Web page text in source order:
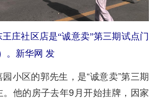
庄社区店是“诚意卖”第三期试点门
。新华网 发
区的郭先生，是“诚意卖”第三期
他的房子去年9月开始挂牌，因家